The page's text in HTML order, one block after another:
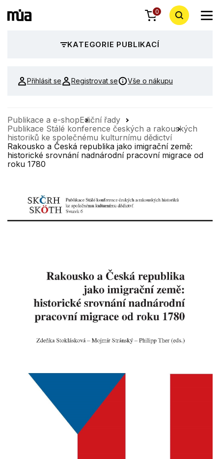
0
KATEGORIE PUBLIKACÍ
Přihlásit se Registrovat se Vše o nákupu
Publikace a e-shopEdiční řady
Publikace Stálé konference českých a rakouských
historiků ke společnému kulturnímu dědictví
Rakousko a Česká republika jako imigrační země:
historické srovnání nadnárodní pracovní migrace od
roku 1780